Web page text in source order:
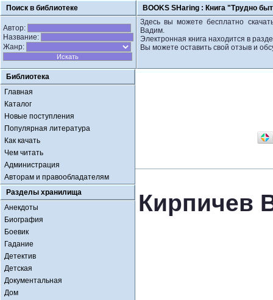
Поиск в библиотеке BOOKS SHaring : Книга "Трудно
Автор:
Название:
Жанр:
Здесь вы можете бесплатно
Вадим.
Электронная книга находится в
Вы можете оставить свой отзыв и
Библиотека
Главная
Каталог
Новые поступления
Популярная литература
Как качать
Чем читать
Администрация
Авторам и правообладателям
Разделы хранилища
Анекдоты
Биография
Боевик
Гадание
Детектив
Детская
Документальная
Дом
Кирпичев